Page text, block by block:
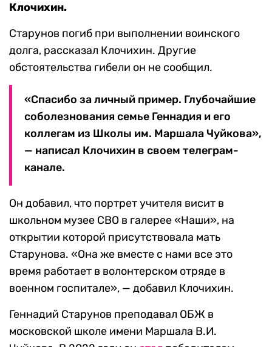
Клочихин.
Старунов погиб при выполнении воинского
долга, рассказал Клочихин. Другие
обстоятельства гибели он не сообщил.
«Спасибо за личный пример. Глубочайшие
соболезнования семье Геннадия и его
коллегам из Школы им. Маршала Чуйкова»,
— написал Клочихин в своем телеграм-
канале.
Он добавил, что портрет учителя висит в
школьном музее СВО в галерее «Наши», на
открытии которой присутствовала мать
Старунова. «Она же вместе с нами все это
время работает в волонтерском отряде в
военном госпитале», — добавил Клочихин.
Геннадий Старунов преподавал ОБЖ в
московской школе имени Маршала В.И.